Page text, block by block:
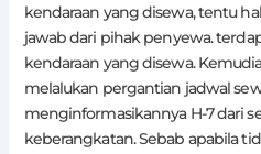
kendaraan yang disewa, tentu
jawab dari pihak penyewa.
kendaraan yang disewa.
melalukan pergantian jadwal
menginformasikannya H-7 dari
keberangkatan. Sebab apabila